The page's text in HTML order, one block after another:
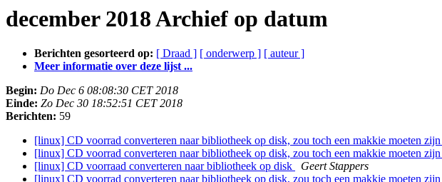
december 2018 Archief op datum
Berichten gesorteerd op: [ Draad ] [ onderwerp ] [ auteur ]
Meer informatie over deze lijst ...
Begin: Do Dec 6 08:08:30 CET 2018
Einde: Zo Dec 30 18:52:51 CET 2018
Berichten: 59
[linux] CD voorrad converteren naar bibliotheek op disk, zou toch een makkie moeten zijn
[linux] CD voorrad converteren naar bibliotheek op disk, zou toch een makkie moeten zijn
[linux] CD voorraad converteren naar bibliotheek op disk
Geert Stappers
[linux] CD voorrad converteren naar bibliotheek op disk, zou toch een makkie moeten zijn